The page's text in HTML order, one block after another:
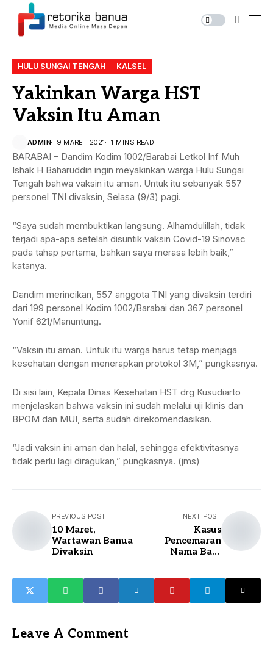
HULU SUNGAI TENGAH KALSEL
Yakinkan Warga HST
Vaksin Itu Aman
ADMIN 9 MARET 2021 1 MINS READ
BARABAI – Dandim Kodim 1002/Barabai Letkol Inf Muh
Ishak H Baharuddin ingin meyakinkan warga Hulu Sungai
Tengah bahwa vaksin itu aman. Untuk itu sebanyak 557
personel TNI divaksin, Selasa (9/3) pagi.
“Saya sudah membuktikan langsung. Alhamdulillah, tidak
terjadi apa-apa setelah disuntik vaksin Covid-19 Sinovac
pada tahap pertama, bahkan saya merasa lebih baik,”
katanya.
Dandim merincikan, 557 anggota TNI yang divaksin terdiri
dari 199 personel Kodim 1002/Barabai dan 367 personel
Yonif 621/Manuntung.
“Vaksin itu aman. Untuk itu warga harus tetap menjaga
kesehatan dengan menerapkan protokol 3M,” pungkasnya.
Di sisi lain, Kepala Dinas Kesehatan HST drg Kusudiarto
menjelaskan bahwa vaksin ini sudah melalui uji klinis dan
BPOM dan MUI, serta sudah direkomendasikan.
“Jadi vaksin ini aman dan halal, sehingga efektivitasnya
tidak perlu lagi diragukan,” pungkasnya. (jms)
PREVIOUS POST
10 Maret,
Wartawan Banua
Divaksin
NEXT POST
Kasus
Pencemaran
Nama Baik
Justice
Leave A Comment